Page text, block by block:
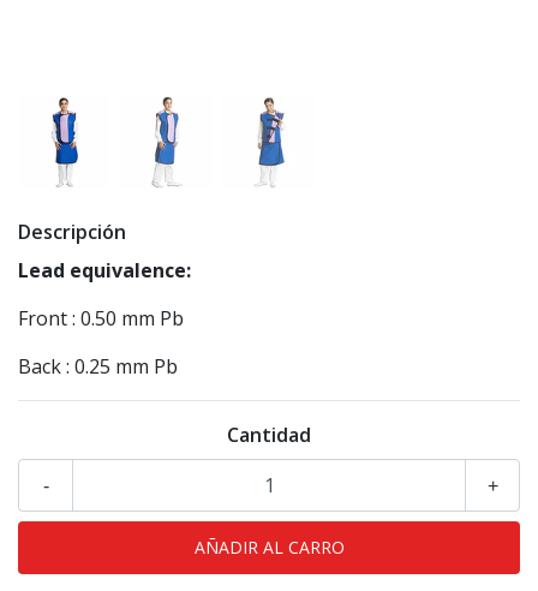
Descripción
Lead equivalence:
Front : 0.50 mm Pb
Back : 0.25 mm Pb
Cantidad
+
-